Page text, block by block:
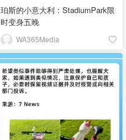
珀斯的小意大利：StadiumPark限
时变身五晚
WA365Media